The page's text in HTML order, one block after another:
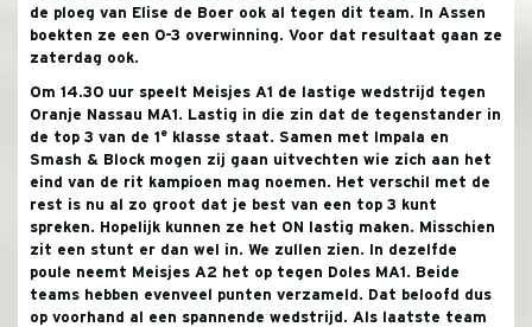
de ploeg van Elise de Boer ook al tegen dit team. In Assen
boekten ze een 0-3 overwinning. Voor dat resultaat gaan ze
zaterdag ook.
Om 14.30 uur speelt Meisjes A1 de lastige wedstrijd tegen
Oranje Nassau MA1. Lastig in die zin dat de tegenstander in
de top 3 van de 1 e klasse staat. Samen met Impala en
Smash & Block mogen zij gaan uitvechten wie zich aan het
eind van de rit kampioen mag noemen. Het verschil met de
rest is nu al zo groot dat je best van een top 3 kunt
spreken. Hopelijk kunnen ze het ON lastig maken. Misschien
zit een stunt er dan wel in. We zullen zien.
In dezelfde
poule neemt Meisjes A2 het op tegen Doles MA1. Beide
teams hebben evenveel punten verzameld. Dat beloofd dus
op voorhand al een spannende wedstrijd. Als laatste team